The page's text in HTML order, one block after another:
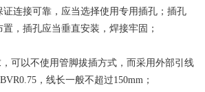
连接可靠，应当选择使用专用插孔；插孔
，插孔应当垂直安装，焊接牢固；
可以不使用管脚拔插方式，而采用外部引线
，线长一般不超过150mm；